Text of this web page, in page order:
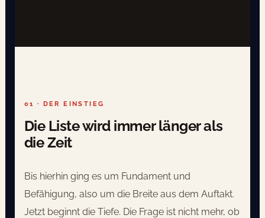
01 · DER EINSTIEG
Die Liste wird immer länger als
die Zeit
Bis hierhin ging es um Fundament und
Befähigung, also um die Breite aus dem Auftakt.
Jetzt beginnt die Tiefe. Die Frage ist nicht mehr, ob